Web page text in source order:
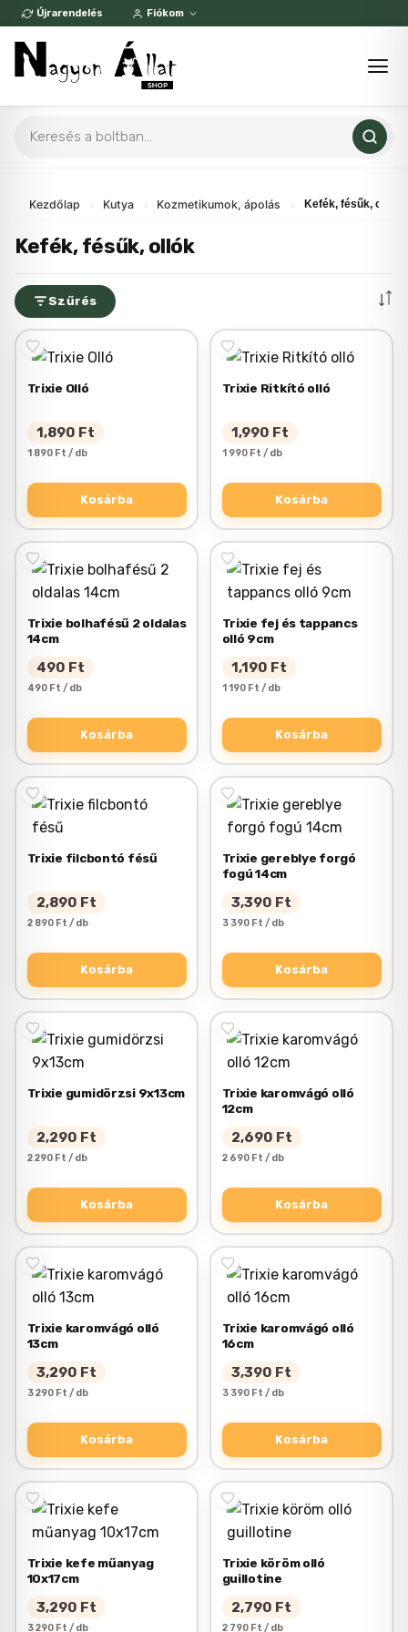
Skip
content
Újrarendelés Fiókom
search
Kezdőlap Kutya Kozmetikumok, ápolás Kefék, fésűk, ollók
Kefék, fésűk, ollók
Szűrés
Trixie Olló
1,890 Ft
1 890 Ft / db
Kosárba
Trixie Ritkító olló
1,990 Ft
1 990 Ft / db
Kosárba
Trixie bolhafésű 2 oldalas
14cm
490 Ft
490 Ft / db
Kosárba
Trixie fej és tappancs
olló 9cm
1,190 Ft
1 190 Ft / db
Kosárba
Trixie filcbontó fésű
2,890 Ft
2 890 Ft / db
Kosárba
Trixie gereblye forgó
fogú 14cm
3,390 Ft
3 390 Ft / db
Kosárba
Trixie gumidörzsi 9x13cm
2,290 Ft
2 290 Ft / db
Kosárba
Trixie karomvágó olló
12cm
2,690 Ft
2 690 Ft / db
Kosárba
Trixie karomvágó olló
13cm
3,290 Ft
3 290 Ft / db
Kosárba
Trixie karomvágó olló
16cm
3,390 Ft
3 390 Ft / db
Kosárba
Trixie kefe műanyag
10x17cm
3,290 Ft
3 290 Ft / db
Trixie köröm olló
guillotine
2,790 Ft
2 790 Ft / db